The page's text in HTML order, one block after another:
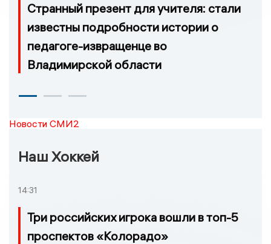
Странный презент для учителя: стали
известны подробности истории о
педагоге-извращенце во
Владимирской области
Новости СМИ2
Наш Хоккей
14:31
Три российских игрока вошли в топ-5
проспектов «Колорадо»